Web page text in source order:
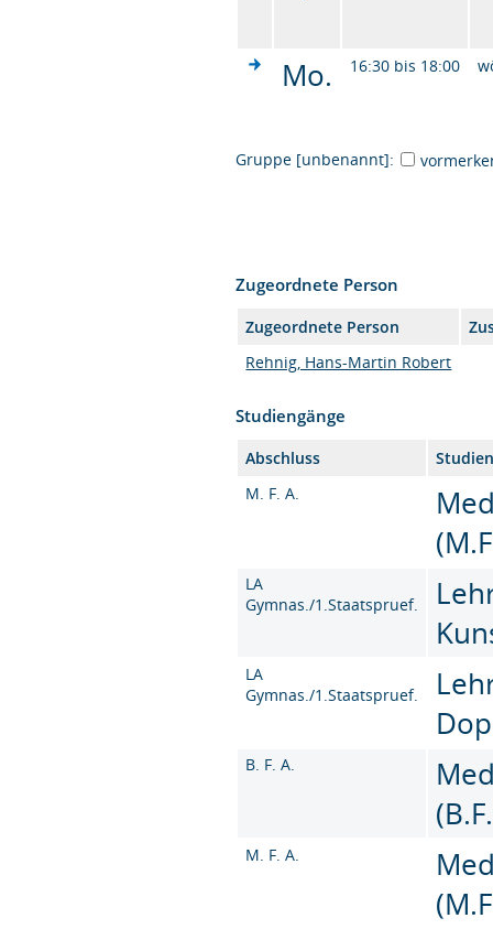
Mo. 16:30 bis 18:00
Gruppe [unbenannt]:
Zugeordnete Person
Zugeordnete Person
Rehnig, Hans-Martin Robert
Studiengänge
Abschluss
M. F. A.
LA
Gymnas./1.Staatspruef.
LA
Gymnas./1.Staatspruef.
B. F. A.
M. F. A.